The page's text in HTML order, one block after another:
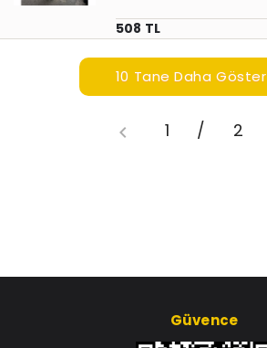
508 TL
10 Tane Daha Göster
1 / 2
Güvence